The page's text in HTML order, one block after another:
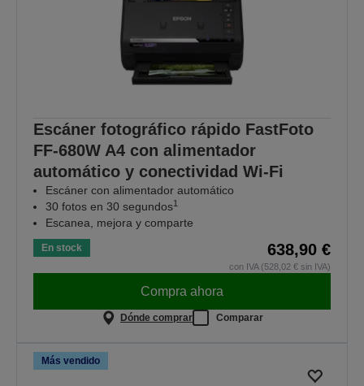
Escáner fotográfico rápido FastFoto
FF-680W A4 con alimentador
automático y conectividad Wi-Fi
Escáner con alimentador automático
30 fotos en 30 segundos1
Escanea, mejora y comparte
En stock 638,90 €
con IVA (528,02 € sin IVA)
Compra ahora
Dónde comprar Comparar
Más vendido